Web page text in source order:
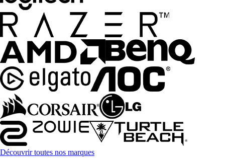
Découvrir toutes nos marques